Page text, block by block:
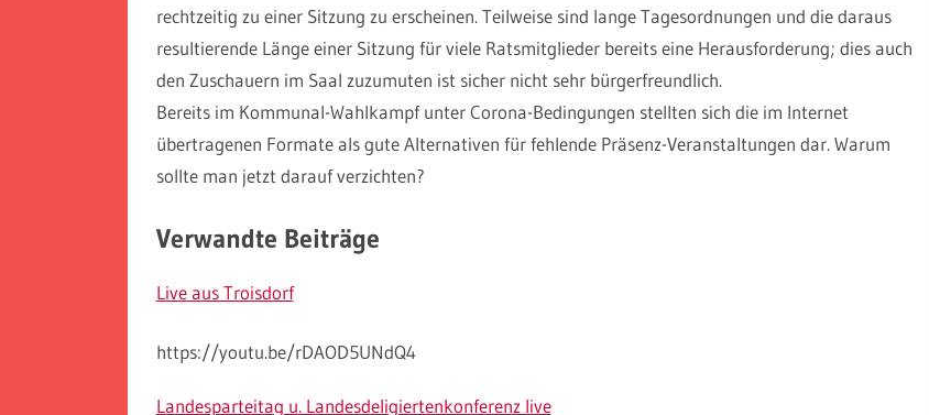
rechtzeitig zu einer Sitzung zu erscheinen. Teilweise sind lange Tagesordnungen und die daraus
resultierende Länge einer Sitzung für viele Ratsmitglieder bereits eine Herausforderung; dies auch
den Zuschauern im Saal zuzumuten ist sicher nicht sehr bürgerfreundlich.
Bereits im Kommunal-Wahlkampf unter Corona-Bedingungen stellten sich die im Internet
übertragenen Formate als gute Alternativen für fehlende Präsenz-Veranstaltungen dar. Warum
sollte man jetzt darauf verzichten?
Verwandte Beiträge
Live aus Troisdorf
https://youtu.be/rDAOD5UNdQ4
Landesparteitag u. Landesdeligiertenkonferenz live